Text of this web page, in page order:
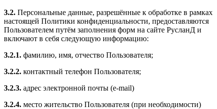
3.2. Персональные данные, разрешённые к обработке в рамках
настоящей Политики конфиденциальности, предоставляются
Пользователем путём заполнения форм на сайте РусланД и
включают в себя следующую информацию:
3.2.1. фамилию, имя, отчество Пользователя;
3.2.2. контактный телефон Пользователя;
3.2.3. адрес электронной почты (e-mail)
3.2.4. место жительство Пользователя (при необходимости)